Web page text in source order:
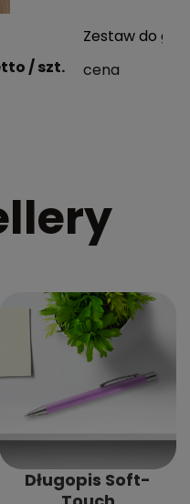
/ szt.
Zestaw do
cena
Długopis Soft-